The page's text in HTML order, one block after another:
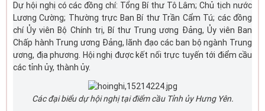
Dự hội nghị có các đồng chí: Tổng Bí thư Tô Lâm; Chủ tịch nước
Lương Cường; Thường trực Ban Bí thư Trần Cẩm Tú; các đồng
chí Ủy viên Bộ Chính trị, Bí thư Trung ương Đảng, Ủy viên Ban
Chấp hành Trung ương Đảng, lãnh đạo các ban bộ ngành Trung
ương, địa phương. Hội nghị được kết nối trực tuyến tới điểm cầu
các tỉnh ủy, thành ủy.
Các đại biểu dự hội nghị tại điểm cầu Tỉnh ủy Hưng Yên.